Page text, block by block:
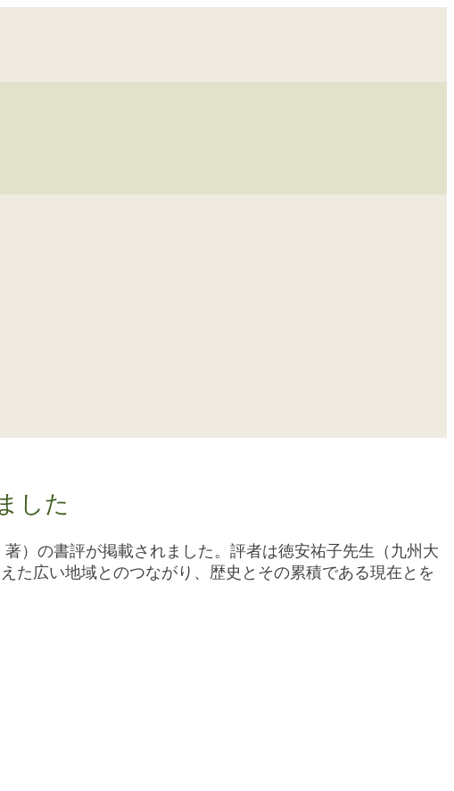
した
著）の書評が掲載されました。評者は徳安祐子先生（九州大
た広い地域とのつながり、歴史とその累積である現在とを